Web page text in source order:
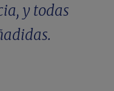
y todas